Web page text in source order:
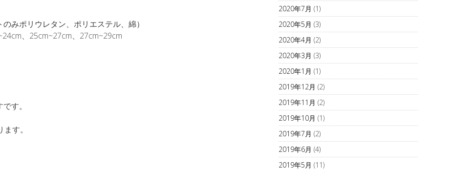
みポリウレタン、ポリエステル、綿）
、25cm~27cm、27cm~29cm
す。
す。
2020年7月 (1)
2020年5月 (3)
2020年4月 (2)
2020年3月 (3)
2020年1月 (1)
2019年12月 (2)
2019年11月 (2)
2019年10月 (1)
2019年7月 (2)
2019年6月 (4)
2019年5月 (11)